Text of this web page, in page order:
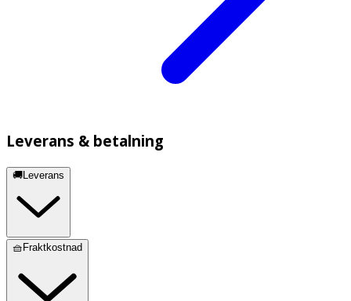
Leverans & betalning
🚚Leverans
🧺Fraktkostnad